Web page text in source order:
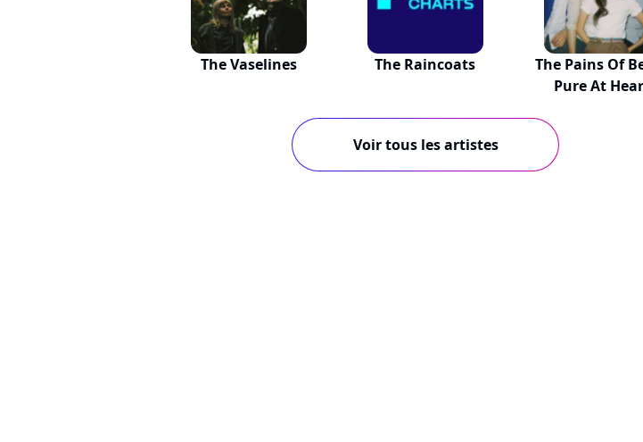
The Vaselines The Raincoats
The Pains Of
Pure At
Voir tous les artistes